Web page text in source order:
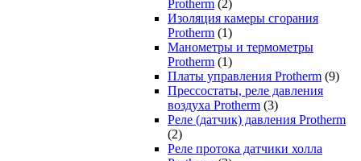
Protherm (2)
Изоляция камеры сгорания
Protherm (1)
Манометры и термометры
Protherm (1)
Платы управления Protherm (9)
Прессостаты, реле давления
воздуха Protherm (3)
Реле (датчик) давления Protherm
(2)
Реле протока датчики холла